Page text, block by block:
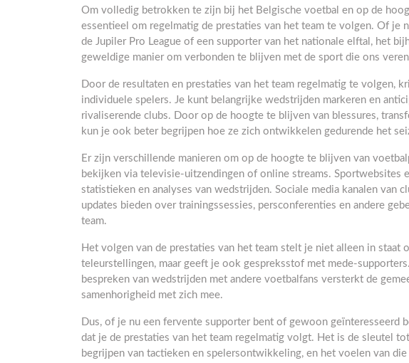
Om volledig betrokken te zijn bij het Belgische voetbal en op de
essentieel om regelmatig de prestaties van het team te volgen. Of je
de Jupiler Pro League of een supporter van het nationale elftal, het
geweldige manier om verbonden te blijven met de sport die ons
Door de resultaten en prestaties van het team regelmatig te volgen,
individuele spelers. Je kunt belangrijke wedstrijden markeren en
rivaliserende clubs. Door op de hoogte te blijven van blessures,
kun je ook beter begrijpen hoe ze zich ontwikkelen gedurende het
Er zijn verschillende manieren om op de hoogte te blijven van
bekijken via televisie-uitzendingen of online streams. Sportwebsites
statistieken en analyses van wedstrijden. Sociale media kanalen van
updates bieden over trainingssessies, persconferenties en andere
team.
Het volgen van de prestaties van het team stelt je niet alleen in staat
teleurstellingen, maar geeft je ook gespreksstof met mede-
bespreken van wedstrijden met andere voetbalfans versterkt de
samenhorigheid met zich mee.
Dus, of je nu een fervente supporter bent of gewoon geïnteresseerd
dat je de prestaties van het team regelmatig volgt. Het is de sleutel
begrijpen van tactieken en spelersontwikkeling, en het voelen van